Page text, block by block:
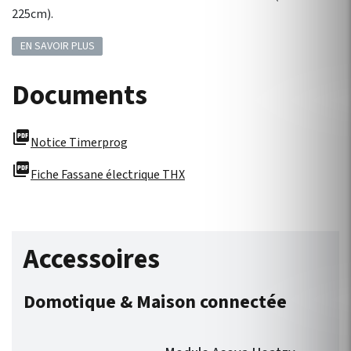
225cm).
EN SAVOIR PLUS
Documents
picture_as_pdfNotice Timerprog
picture_as_pdfFiche Fassane électrique THX
Accessoires
Domotique & Maison connectée